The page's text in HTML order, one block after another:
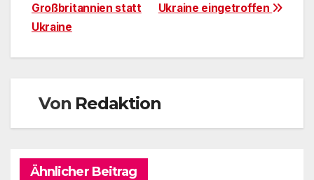
Ukraine eingetroffen
Großbritannien statt
Ukraine
Von Redaktion
Ähnlicher Beitrag